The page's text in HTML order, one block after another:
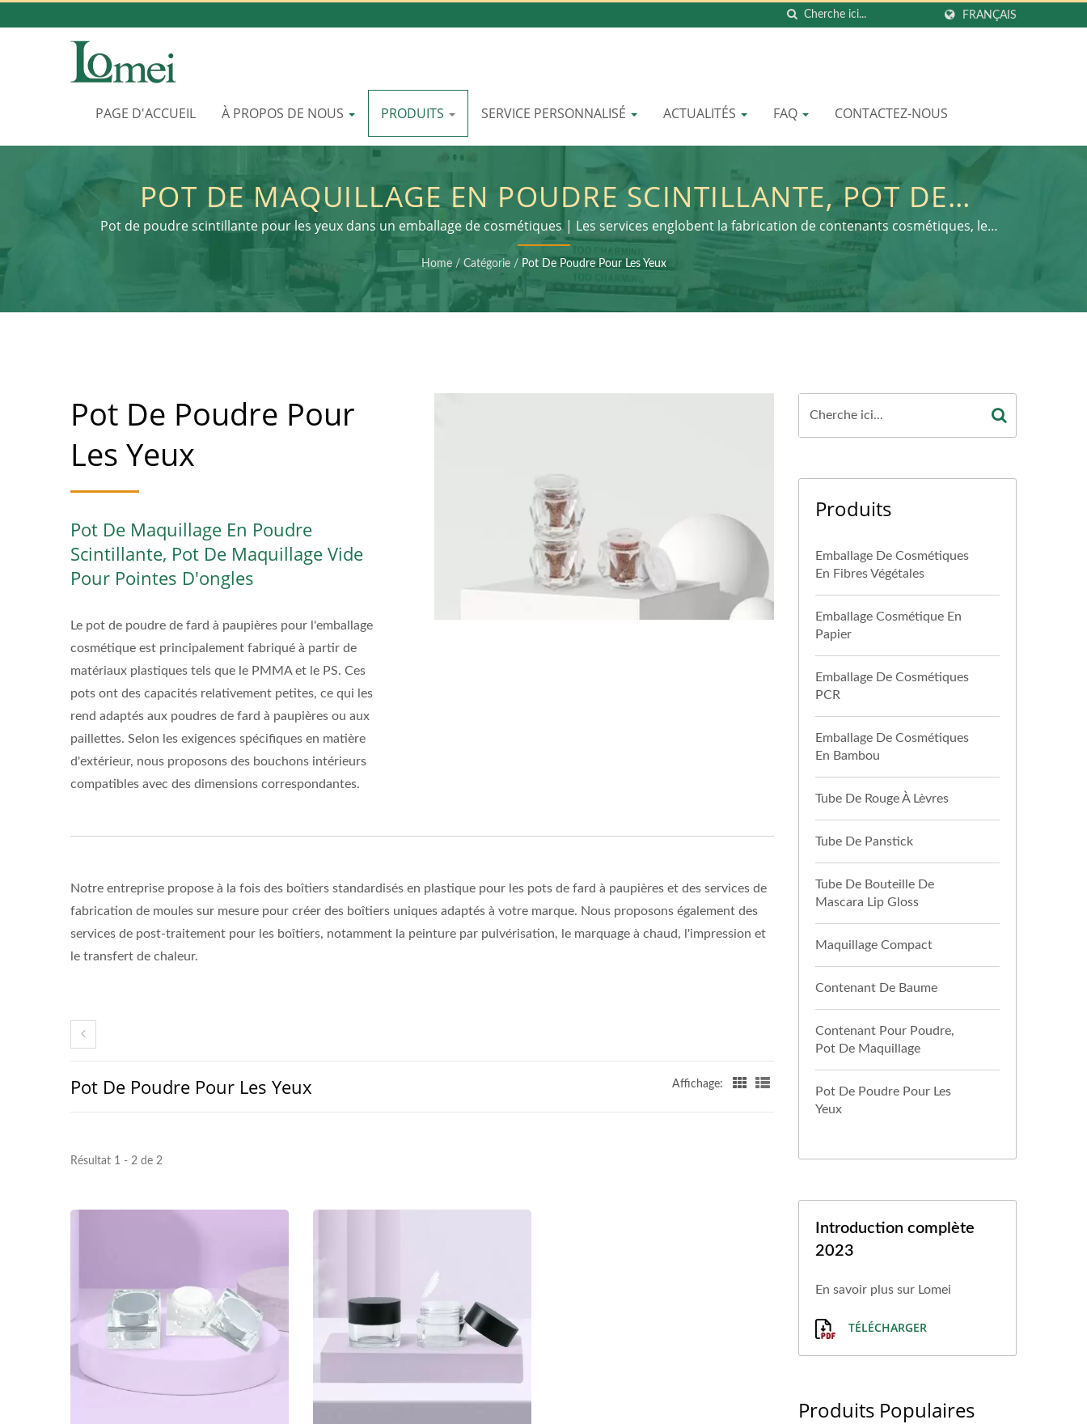
FRANÇAIS
PAGE D'ACCUEIL À PROPOS DE NOUS PRODUITS SERVICE PERSONNALISÉ ACTUALITÉS FAQ CONTACTEZ-NOUS
POT DE MAQUILLAGE EN POUDRE SCINTILLANTE, POT DE
MAQUILLAGE VIDE POUR POINTES D'ONGLES | EMBALLAGE DE
COSMÉTIQUES EN PAPIER ÉCOLOGIQUE : UN PAS VERS UNE
BEAUTÉ PLUS VERTE | LOMEI
Pot de poudre scintillante pour les yeux dans un emballage de cosmétiques | Les services englobent la fabrication de contenants cosmétiques, le
traitement secondaire et l'assemblage du produit final
Home / Catégorie / Pot De Poudre Pour Les Yeux
Pot De Poudre Pour
Les Yeux
Pot De Maquillage En Poudre
Scintillante, Pot De Maquillage Vide
Pour Pointes D'ongles
Le pot de poudre de fard à paupières pour l'emballage
cosmétique est principalement fabriqué à partir de
matériaux plastiques tels que le PMMA et le PS. Ces
pots ont des capacités relativement petites, ce qui les
rend adaptés aux poudres de fard à paupières ou aux
paillettes. Selon les exigences spécifiques en matière
d'extérieur, nous proposons des bouchons intérieurs
compatibles avec des dimensions correspondantes.
Notre entreprise propose à la fois des boîtiers standardisés en plastique pour les pots de fard à paupières et des services de
fabrication de moules sur mesure pour créer des boîtiers uniques adaptés à votre marque. Nous proposons également des
services de post-traitement pour les boîtiers, notamment la peinture par pulvérisation, le marquage à chaud, l'impression et
le transfert de chaleur.
Pot De Poudre Pour Les Yeux Affichage:
Résultat 1 - 2 de 2
Produits
Emballage De Cosmétiques
En Fibres Végétales
Emballage Cosmétique En
Papier
Emballage De Cosmétiques
PCR
Emballage De Cosmétiques
En Bambou
Tube De Rouge À Lèvres
Tube De Panstick
Tube De Bouteille De
Mascara Lip Gloss
Maquillage Compact
Contenant De Baume
Contenant Pour Poudre,
Pot De Maquillage
Pot De Poudre Pour Les
Yeux
Introduction complète
2023
En savoir plus sur Lomei
TÉLÉCHARGER
Produits Populaires